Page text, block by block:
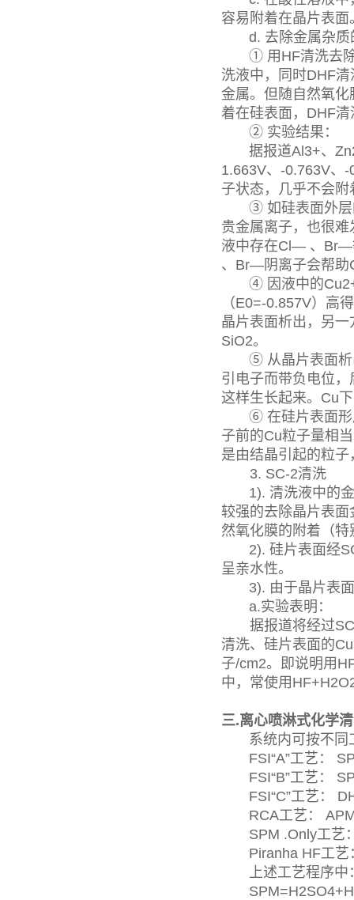
容易附着在晶片表面
d. 去除金属杂质
① 用HF清洗去除
洗液中，同时DHF
金属。但随自然氧
着在硅表面，DHF
② 实验结果：
据报道Al3+、
1.663V、-0.763V、
子状态，几乎不会
③ 如硅表面外层的
贵金属离子，也很
液中存在Cl— 、Br—
、Br—阴离子会帮助
④ 因液中的Cu2+
（E0=-0.857V）高
晶片表面析出，另
SiO2。
⑤ 从晶片表面析出
引电子而带负电位
这样生长起来。Cu
⑥ 在硅片表面形成
子前的Cu粒子量相
是由结晶引起的粒
3. SC-2清洗
1). 清洗液中的金
较强的去除晶片表
然氧化膜的附着（
2). 硅片表面经
呈亲水性。
3). 由于晶片表面
a.实验表明：
据报道将经过SC-
清洗、硅片表面的
子/cm2。即说明用
中，常使用
三.离心喷淋式化学
系统内可按不同工
FSI“A”工艺：
FSI“B”工艺：
FSI“C”工艺：
RCA工艺：
SPM .Only工艺
Piranha HF工艺
上述工艺程序中